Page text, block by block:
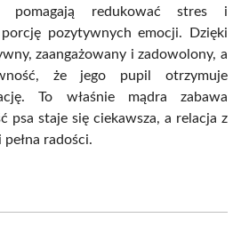
pomagają redukować stres i
pozytywnych emocji. Dzięki
zaangażowany i zadowolony, a
że jego pupil otrzymuje
To właśnie mądra zabawa
psa staje się ciekawsza, a relacja z
radości.